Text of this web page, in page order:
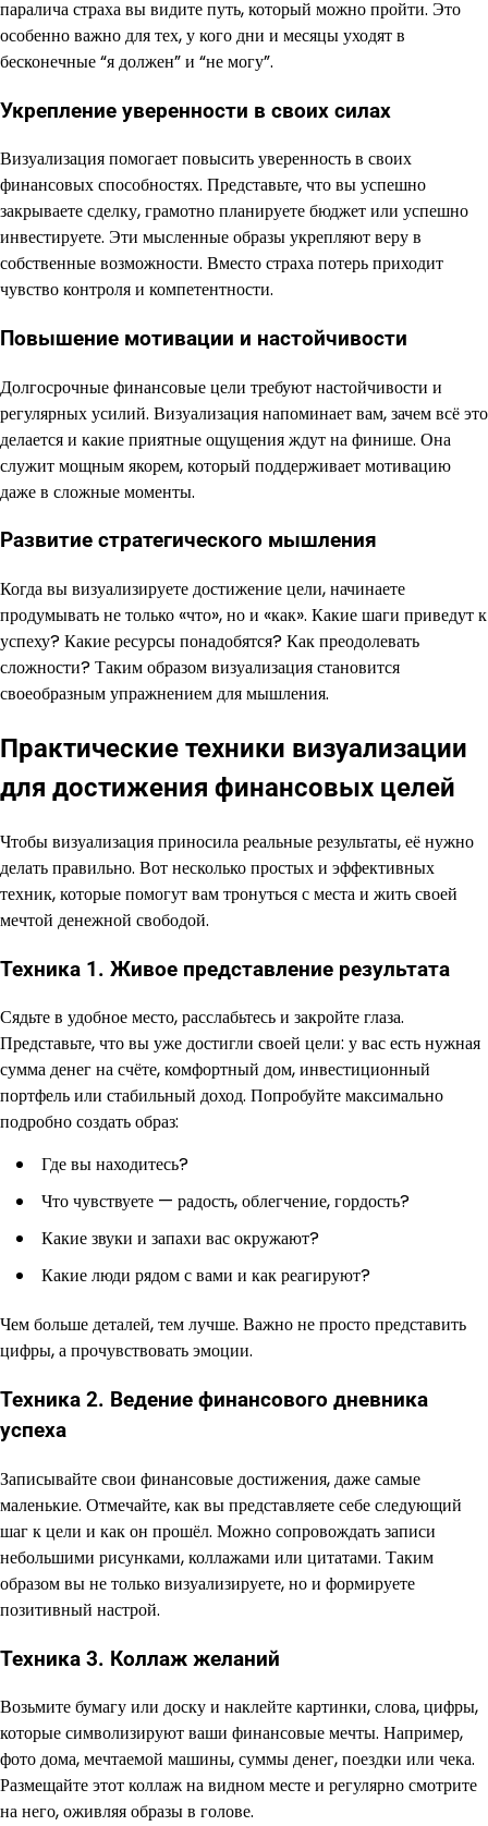
паралича страха вы видите путь, который можно пройти. Это
особенно важно для тех, у кого дни и месяцы уходят в
бесконечные “я должен” и “не могу”.
Укрепление уверенности в своих силах
Визуализация помогает повысить уверенность в своих
финансовых способностях. Представьте, что вы успешно
закрываете сделку, грамотно планируете бюджет или успешно
инвестируете. Эти мысленные образы укрепляют веру в
собственные возможности. Вместо страха потерь приходит
чувство контроля и компетентности.
Повышение мотивации и настойчивости
Долгосрочные финансовые цели требуют настойчивости и
регулярных усилий. Визуализация напоминает вам, зачем всё это
делается и какие приятные ощущения ждут на финише. Она
служит мощным якорем, который поддерживает мотивацию
даже в сложные моменты.
Развитие стратегического мышления
Когда вы визуализируете достижение цели, начинаете
продумывать не только «что», но и «как». Какие шаги приведут к
успеху? Какие ресурсы понадобятся? Как преодолевать
сложности? Таким образом визуализация становится
своеобразным упражнением для мышления.
Практические техники визуализации
для достижения финансовых целей
Чтобы визуализация приносила реальные результаты, её нужно
делать правильно. Вот несколько простых и эффективных
техник, которые помогут вам тронуться с места и жить своей
мечтой денежной свободой.
Техника 1. Живое представление результата
Сядьте в удобное место, расслабьтесь и закройте глаза.
Представьте, что вы уже достигли своей цели: у вас есть нужная
сумма денег на счёте, комфортный дом, инвестиционный
портфель или стабильный доход. Попробуйте максимально
подробно создать образ:
Где вы находитесь?
Что чувствуете — радость, облегчение, гордость?
Какие звуки и запахи вас окружают?
Какие люди рядом с вами и как реагируют?
Чем больше деталей, тем лучше. Важно не просто представить
цифры, а прочувствовать эмоции.
Техника 2. Ведение финансового дневника
успеха
Записывайте свои финансовые достижения, даже самые
маленькие. Отмечайте, как вы представляете себе следующий
шаг к цели и как он прошёл. Можно сопровождать записи
небольшими рисунками, коллажами или цитатами. Таким
образом вы не только визуализируете, но и формируете
позитивный настрой.
Техника 3. Коллаж желаний
Возьмите бумагу или доску и наклейте картинки, слова, цифры,
которые символизируют ваши финансовые мечты. Например,
фото дома, мечтаемой машины, суммы денег, поездки или чека.
Размещайте этот коллаж на видном месте и регулярно смотрите
на него, оживляя образы в голове.